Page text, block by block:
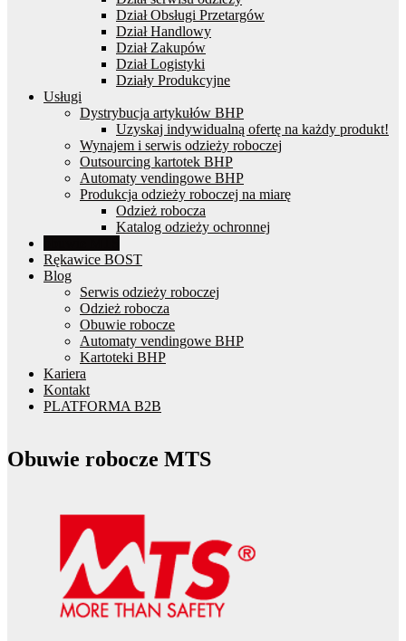
Dział Obsługi Przetargów
Dział Handlowy
Dział Zakupów
Dział Logistyki
Działy Produkcyjne
Usługi
Dystrybucja artykułów BHP
Uzyskaj indywidualną ofertę na każdy produkt!
Wynajem i serwis odzieży roboczej
Outsourcing kartotek BHP
Automaty vendingowe BHP
Produkcja odzieży roboczej na miarę
Odzież robocza
Katalog odzieży ochronnej
Rękawice BOST
Blog
Serwis odzieży roboczej
Odzież robocza
Obuwie robocze
Automaty vendingowe BHP
Kartoteki BHP
Kariera
Kontakt
PLATFORMA B2B
Obuwie robocze MTS